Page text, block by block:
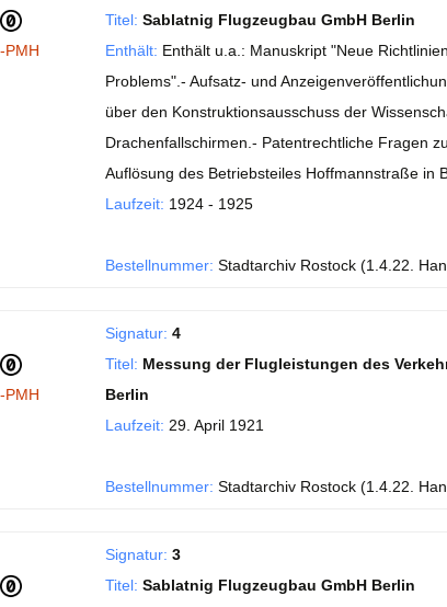
PMH
Titel: Sablatnig Flugzeugbau GmbH Berlin
Enthält: Enthält u.a.: Manuskript "Neue
Problems".- Aufsatz- und
über den Konstruktionsausschuss der
Drachenfallschirmen.- Patentrechtliche Fragen
Auflösung des Betriebsteiles Hoffmannstraße in
Laufzeit: 1924 - 1925
Bestellnummer: Stadtarchiv Rostock (1.4.22.
PMH
Signatur: 4
Titel: Messung der Flugleistungen des
Berlin
Laufzeit: 29. April 1921
Bestellnummer: Stadtarchiv Rostock (1.4.22.
Signatur: 3
Titel: Sablatnig Flugzeugbau GmbH Berlin